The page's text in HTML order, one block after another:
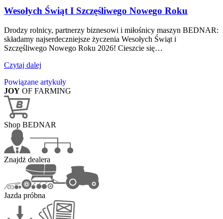
Wesołych Świąt I Szczęśliwego Nowego Roku
Drodzy rolnicy, partnerzy biznesowi i miłośnicy maszyn BEDNAR:
składamy najserdeczniejsze życzenia Wesołych Świąt i
Szczęśliwego Nowego Roku 2026! Cieszcie się…
Czytaj dalej
Powiązane artykuły
JOY OF FARMING
Shop BEDNAR
Znajdż dealera
Jazda próbna